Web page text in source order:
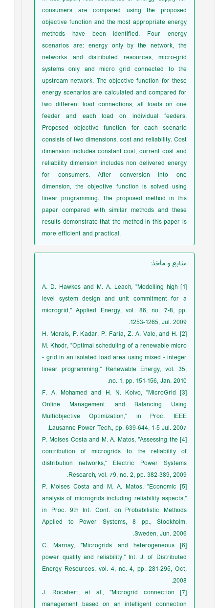
consumers are compared using the proposed
objective function and the most appropriate energy
methods have been identified. Four energy
scenarios are: energy only by the network, the
networks and distributed resources, micro-grid
systems only and micro grid connected to the
upstream network. The objective function for these
energy scenarios are calculated and compared for
two different load connections, all loads on one
feeder and each load on individual feeders.
Proposed objective function for each scenario
consists of two dimensions, cost and reliability. Cost
dimension includes constant cost, current cost and
reliability dimension includes non delivered energy
for consumers. After conversion into one
dimension, the objective function is solved using
linear programming. The proposed method in this
paper compared with similar methods and these
results demonstrate that the method in this paper is
more efficient and practical.
منابع و مأخذ:
[1] A. D. Hawkes and M. A. Leach, "Modelling high
level system design and unit commitment for a
microgrid," Applied Energy, vol. 86, no. 7-8, pp.
1253-1265, Jul. 2009.
[2] H. Morais, P. Kadar, P. Faria, Z. A. Vale, and H.
M. Khodr, "Optimal scheduling of a renewable micro
- grid in an isolated load area using mixed - integer
linear programming," Renewable Energy, vol. 35,
no. 1, pp. 151-156, Jan. 2010.
[3] F. A. Mohamed and H. N. Koivo, "MicroGrid
Online Management and Balancing Using
Multiobjective Optimization," in Proc. IEEE
Lausanne Power Tech., pp. 639-644, 1-5 Jul. 2007.
[4] P. Moises Costa and M. A. Matos, "Assessing the
contribution of microgrids to the reliability of
distribution networks," Electric Power Systems
Research, vol. 79, no. 2, pp. 382-389, 2009.
[5] P. Moises Costa and M. A. Matos, "Economic
analysis of microgrids including reliability aspects,"
in Proc. 9th Int. Conf. on Probabilistic Methods
Applied to Power Systems, 8 pp., Stockholm,
Sweden, Jun. 2006.
[6] C. Marnay, "Microgrids and heterogeneous
power quality and reliability," Int. J. of Distributed
Energy Resources, vol. 4, no. 4, pp. 281-295, Oct.
2008.
[7] J. Rocabert, et al., "Microgrid connection
management based on an intelligent connection